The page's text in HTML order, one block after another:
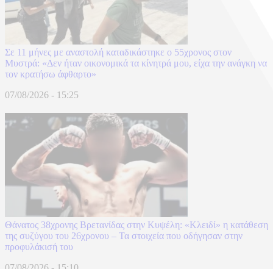
Σε 11 μήνες με αναστολή καταδικάστηκε ο 55χρονος στον
Μυστρά: «Δεν ήταν οικονομικά τα κίνητρά μου, είχα την ανάγκη να
τον κρατήσω άφθαρτο»
07/08/2026 - 15:25
Θάνατος 38χρονης Βρετανίδας στην Κυψέλη: «Κλειδί» η κατάθεση
της συζύγου του 26χρονου – Τα στοιχεία που οδήγησαν στην
προφυλάκισή του